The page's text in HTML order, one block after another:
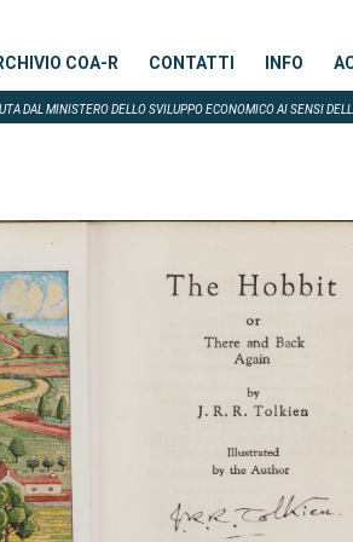
COA-R CONTATTI INFO
DAL MINISTERO DELLO SVILUPPO ECONOMICO AI SENSI